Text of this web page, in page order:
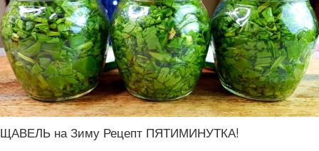
ЩАВЕЛЬ на Зиму Рецепт ПЯТИМИНУТКА!